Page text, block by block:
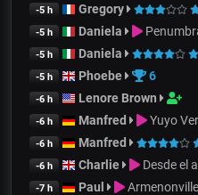
-5 h Gregory
-5 h Daniela
-5 h Daniela
-5 h Phoebe 6
-6 h Lenore Brown
-6 h Manfred Yuyo
-6 h Manfred
-6 h Charlie Desde el
-7 h Paul Armenonville